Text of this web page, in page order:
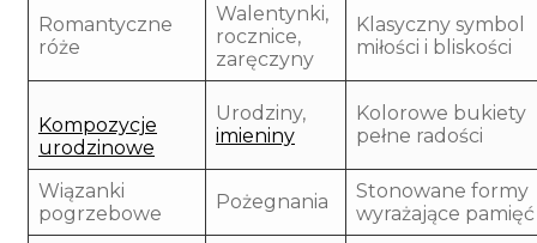
Romantyczne
róże
Walentynki,
rocznice,
zaręczyny
Klasyczny symbol
miłości i bliskości
Kompozycje
urodzinowe
Urodziny,
imieniny
Kolorowe bukiety
pełne radości
Wiązanki
pogrzebowe
Pożegnania
Stonowane formy
wyrażające pamięć